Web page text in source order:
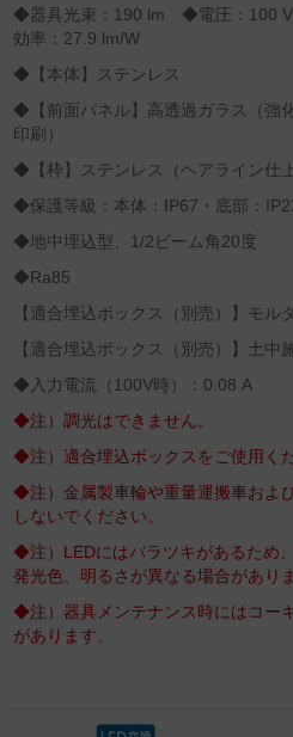
◆器具光束：190 lm ◆電圧：
効率：27.9 lm/W
◆【本体】ステンレス
◆【前面パネル】高透過ガラス（強
印刷）
◆【枠】ステンレス（ヘアライン仕上
◆保護等級：本体：IP67・底部：
◆地中埋込型、1/2ビーム角20度
◆Ra85
【適合埋込ボックス（別売）】モル
【適合埋込ボックス（別売）】土中
◆入力電流（100V時）：0.08 A
◆注）調光はできません。
◆注）適合埋込ボックスをご使用くだ
◆注）金属製車輪や重量運搬車およ
しないでください。
◆注）LEDにはバラツキがあるため
発光色、明るさが異なる場合がありま
◆注）器具メンテナンス時にはコー
があります。